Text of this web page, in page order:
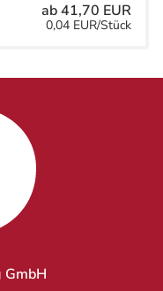
ab 41,70 EUR
0,04 EUR/Stück
GmbH